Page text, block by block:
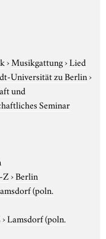
›Musikgattung›Lied
Universität zu Berlin›
und
Seminar
Z›Berlin
(poln.
›Lamsdorf (poln.